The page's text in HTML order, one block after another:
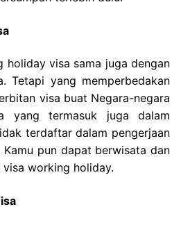
holiday visa sama juga dengan
Tetapi yang memperbedakan
visa buat Negara-negara
yang termasuk juga dalam
terdaftar dalam pengerjaan
pun dapat berwisata dan
working holiday.